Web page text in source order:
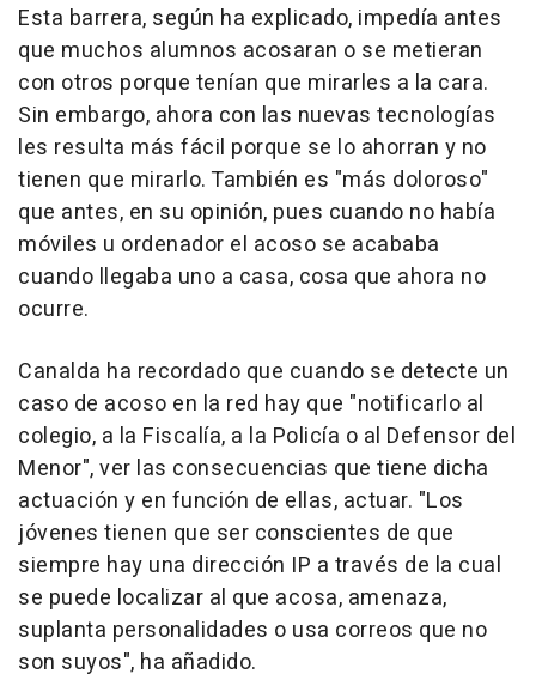
Esta barrera, según ha explicado, impedía antes
que muchos alumnos acosaran o se metieran
con otros porque tenían que mirarles a la cara.
Sin embargo, ahora con las nuevas tecnologías
les resulta más fácil porque se lo ahorran y no
tienen que mirarlo. También es "más doloroso"
que antes, en su opinión, pues cuando no había
móviles u ordenador el acoso se acababa
cuando llegaba uno a casa, cosa que ahora no
ocurre.
Canalda ha recordado que cuando se detecte un
caso de acoso en la red hay que "notificarlo al
colegio, a la Fiscalía, a la Policía o al Defensor del
Menor", ver las consecuencias que tiene dicha
actuación y en función de ellas, actuar. "Los
jóvenes tienen que ser conscientes de que
siempre hay una dirección IP a través de la cual
se puede localizar al que acosa, amenaza,
suplanta personalidades o usa correos que no
son suyos", ha añadido.